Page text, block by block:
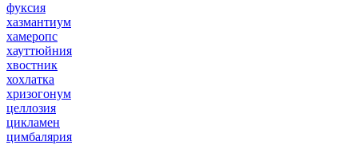
фуксия
хазмантиум
хамеропс
хауттюйния
хвостник
хохлатка
хризогонум
целлозия
цикламен
цимбалярия